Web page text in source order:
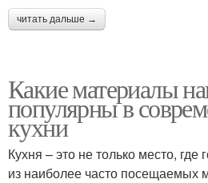
читать дальше →
Какие материалы
популярны в
кухни
Кухня – это не только место, где
из наиболее часто посещаемых